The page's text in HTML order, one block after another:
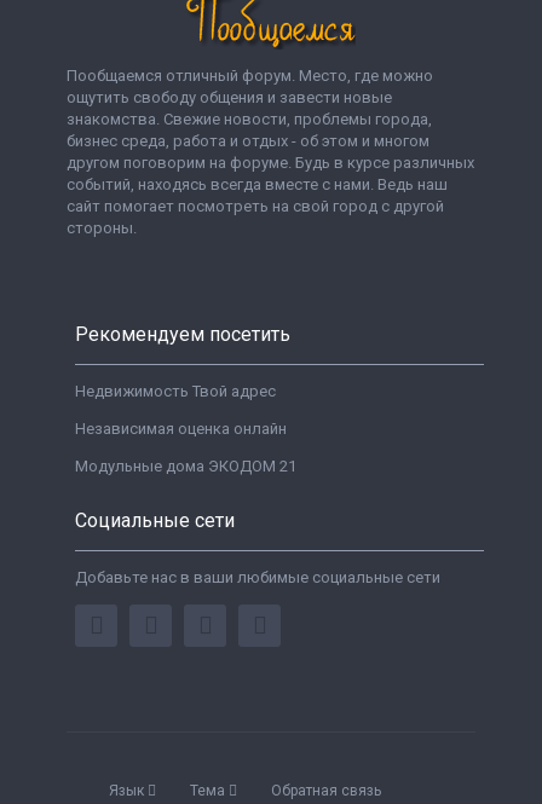
Пообщаемся отличный форум. Место, где можно
ощутить свободу общения и завести новые
знакомства. Свежие новости, проблемы города,
бизнес среда, работа и отдых - об этом и многом
другом поговорим на форуме. Будь в курсе различных
событий, находясь всегда вместе с нами. Ведь наш
сайт помогает посмотреть на свой город с другой
стороны.
Рекомендуем посетить
Недвижимость Твой адрес
Независимая оценка онлайн
Модульные дома ЭКОДОМ 21
Социальные сети
Добавьте нас в ваши любимые социальные сети
Язык Тема Обратная связь